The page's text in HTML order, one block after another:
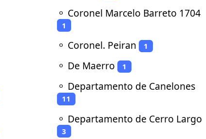
⚬ Coronel Marcelo Barreto 1704
1
⚬ Coronel. Peiran 1
⚬ De Maerro 1
⚬ Departamento de Canelones
11
⚬ Departamento de Cerro Largo
3